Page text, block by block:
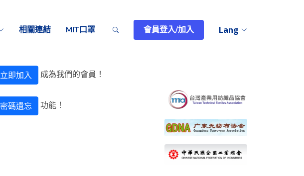
相關連結 MIT口罩 會員登入/加入 Lang
立即加入 成為我們的會員！
密碼遺忘 功能！